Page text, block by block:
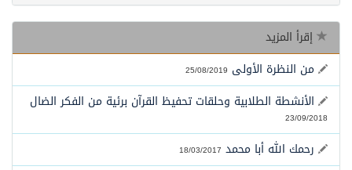
محافظ عفيف يؤدي صلاة عيد الأضحى
إقرأ المزيد
من النظرة الأولى 25/08/2019
الأنشطة الطلابية وحلقات تحفيظ القرآن برئية من الفكر الضال
23/09/2018
رحمك الله أبا محمد 18/03/2017